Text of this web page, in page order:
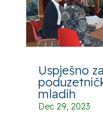
Uspješno
mladih
Dec 29, 2023